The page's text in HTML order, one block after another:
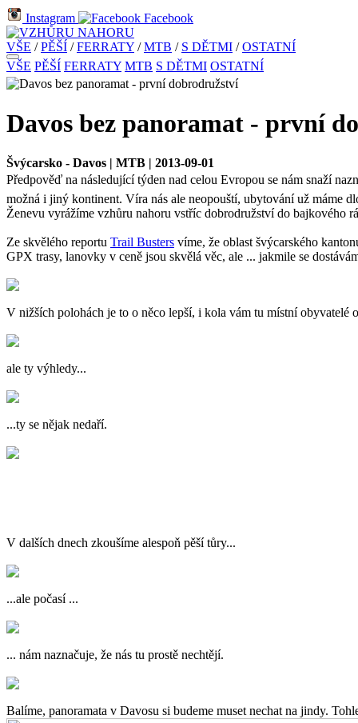
Instagram Facebook
VŠE / PĚŠÍ / FERRATY / MTB / S DĚTMI / OSTATNÍ
VŠE PĚŠÍ FERRATY MTB S DĚTMI OSTATNÍ
Davos bez panoramat - první
Švýcarsko - Davos | MTB | 2013-09-01
Předpověď na následující týden nad celou Evropou se nám snaží
možná i jiný kontinent. Víra nás ale neopouští, ubytování už máme
Ženevu vyrážíme vzhůru nahoru vstříc dobrodružství do bajkového
Ze skvělého reportu Trail Busters víme, že oblast švýcarského
GPX trasy, lanovky v ceně jsou skvělá věc, ale ... jakmile se
V nižších polohách je to o něco lepší, i kola vám tu místní obyvatelé
ale ty výhledy...
...ty se nějak nedaří.
V dalších dnech zkoušíme alespoň pěší tůry...
...ale počasí ...
... nám naznačuje, že nás tu prostě nechtějí.
Balíme, panoramata v Davosu si budeme muset nechat na jindy.